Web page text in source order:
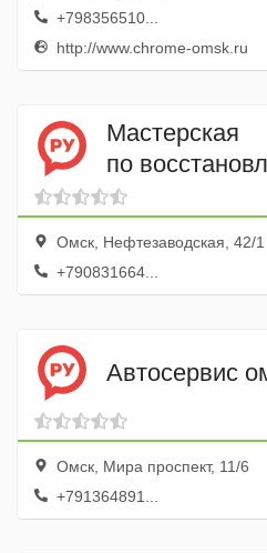
+798356510...
http://www.chrome-omsk.ru
Мастерская
по
и
и рулевых
Омск, Нефтезаводская, 42/1
+790831664...
Автосервис
Омск, Мира проспект, 11/6
+791364891...